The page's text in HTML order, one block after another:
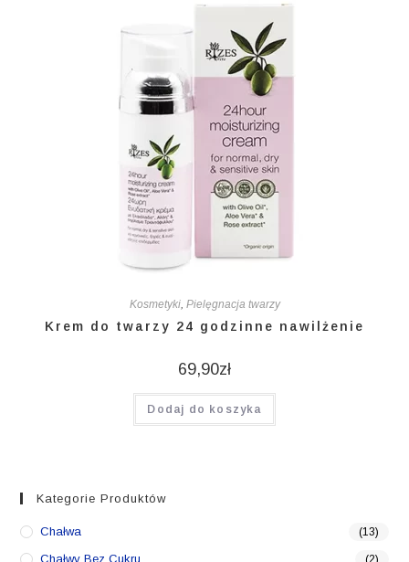
Kosmetyki, Pielęgnacja twarzy
Krem do twarzy 24 godzinne nawilżenie
69,90zł
Dodaj do koszyka
Kategorie Produktów
Chałwa (13)
Chałwy Bez Cukru (2)